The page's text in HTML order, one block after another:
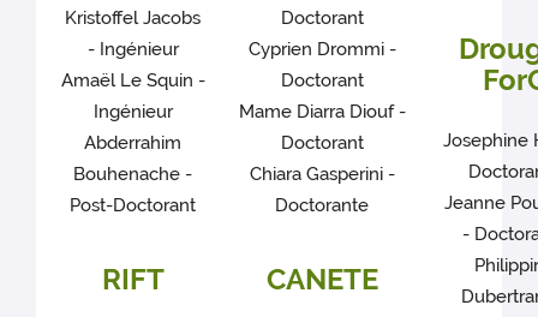
Kristoffel Jacobs
- Ingénieur
Amaël Le Squin -
Ingénieur
Abderrahim
Bouhenache -
Post-Doctorant
RIFT
Doctorant
Cyprien Drommi -
Doctorant
Mame Diarra Diouf -
Doctorant
Chiara Gasperini -
Doctorante
CANETE
Josephine
Jeanne
-